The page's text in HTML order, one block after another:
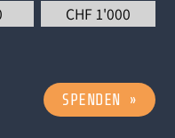
CHF 1'000
SPENDEN »